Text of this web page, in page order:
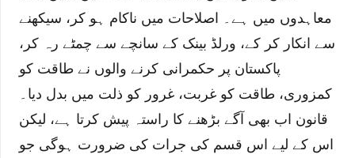
معاہدوں میں ہے۔ اصلاحات میں ناکام ہو کر، سیکھنے
سے انکار کر کے، ورلڈ بینک کے سانچے سے چمٹے رہ کر،
پاکستان پر حکمرانی کرنے والوں نے طاقت کو
کمزوری، طاقت کو غربت، غرور کو ذلت میں بدل دیا۔
قانون اب بھی آگے بڑھنے کا راستہ پیش کرتا ہے، لیکن
اس کے لیے اس قسم کی جرات کی ضرورت ہوگی جو